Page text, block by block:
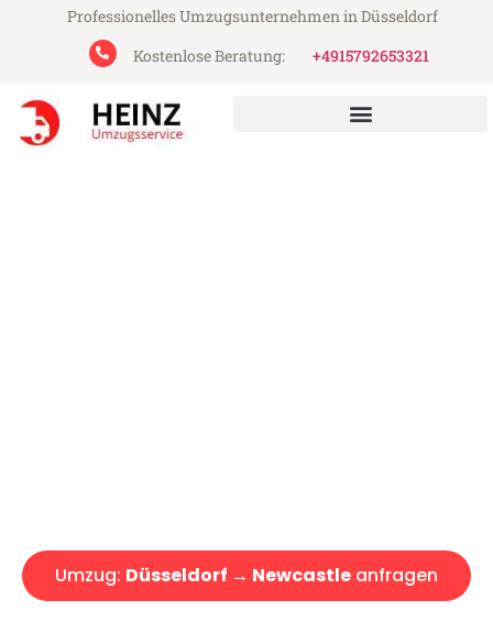
Professionelles Umzugsunternehmen in Düsseldorf
Kostenlose Beratung:
+4915792653321
Umzug: Düsseldorf → Newcastle anfragen